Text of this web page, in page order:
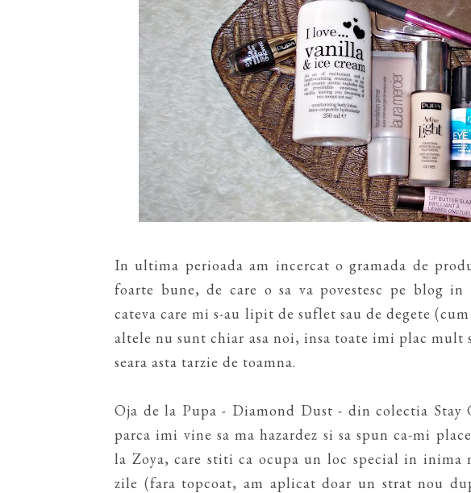
In ultima perioada am incercat o gramada de
foarte bune, de care o sa va povestesc pe blog in
cateva care mi s-au lipit de suflet sau de degete
altele nu sunt chiar asa noi, insa toate imi plac
seara asta tarzie de toamna.
Oja de la Pupa - Diamond Dust - din colectia Stay
parca imi vine sa ma hazardez si sa spun ca-mi
la Zoya, care stiti ca ocupa un loc special in inima
zile (fara topcoat, am aplicat doar un strat nou